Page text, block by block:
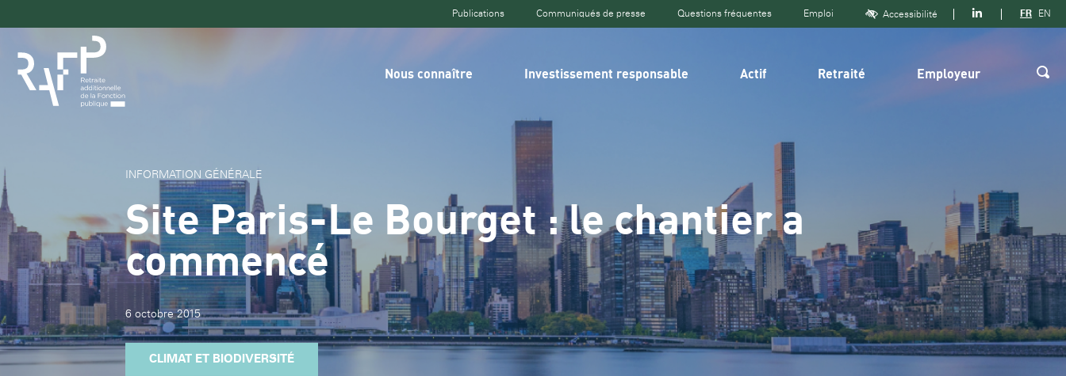
Top
header
Publications Communiqués de presse Questions fréquentes Emploi Accessibilité
Suivre
FR EN
Navigation
Nous connaître Investissement responsable Actif Retraité Employeur
INFORMATION GÉNÉRALE
Site Paris-Le Bourget : le chantier a
commencé
6 octobre 2015
CLIMAT ET BIODIVERSITÉ